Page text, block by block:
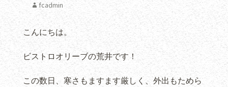
fcadmin
こんにちは。
ビストロオリーブの荒井です！
この数日、寒さもますます厳しく、外出もためら